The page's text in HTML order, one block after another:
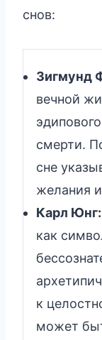
снов:
Зигмунд
вечной
смерти.
сне
желания
Карл Юнг:
как
к
может